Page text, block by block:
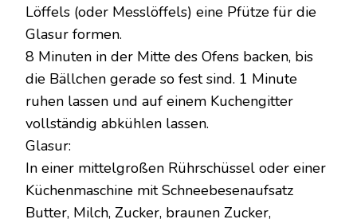
Löffels (oder Messlöffels) eine Pfütze für die
Glasur formen.
8 Minuten in der Mitte des Ofens backen, bis
die Bällchen gerade so fest sind. 1 Minute
ruhen lassen und auf einem Kuchengitter
vollständig abkühlen lassen.
Glasur:
In einer mittelgroßen Rührschüssel oder einer
Küchenmaschine mit Schneebesenaufsatz
Butter, Milch, Zucker, braunen Zucker,